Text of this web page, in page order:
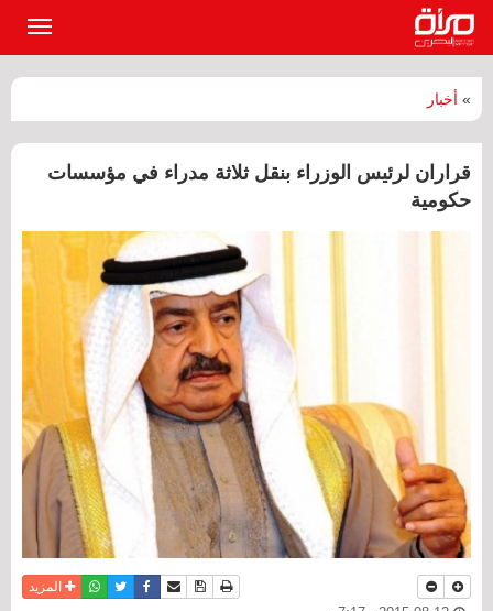
» أخبار
قراران لرئيس الوزراء بنقل ثلاثة مدراء في مؤسسات
حكومية
نسخة للطباعة
حفظ الموضوع
أرسل الى صديق
فيسبوكتويترواتسابالمزيد